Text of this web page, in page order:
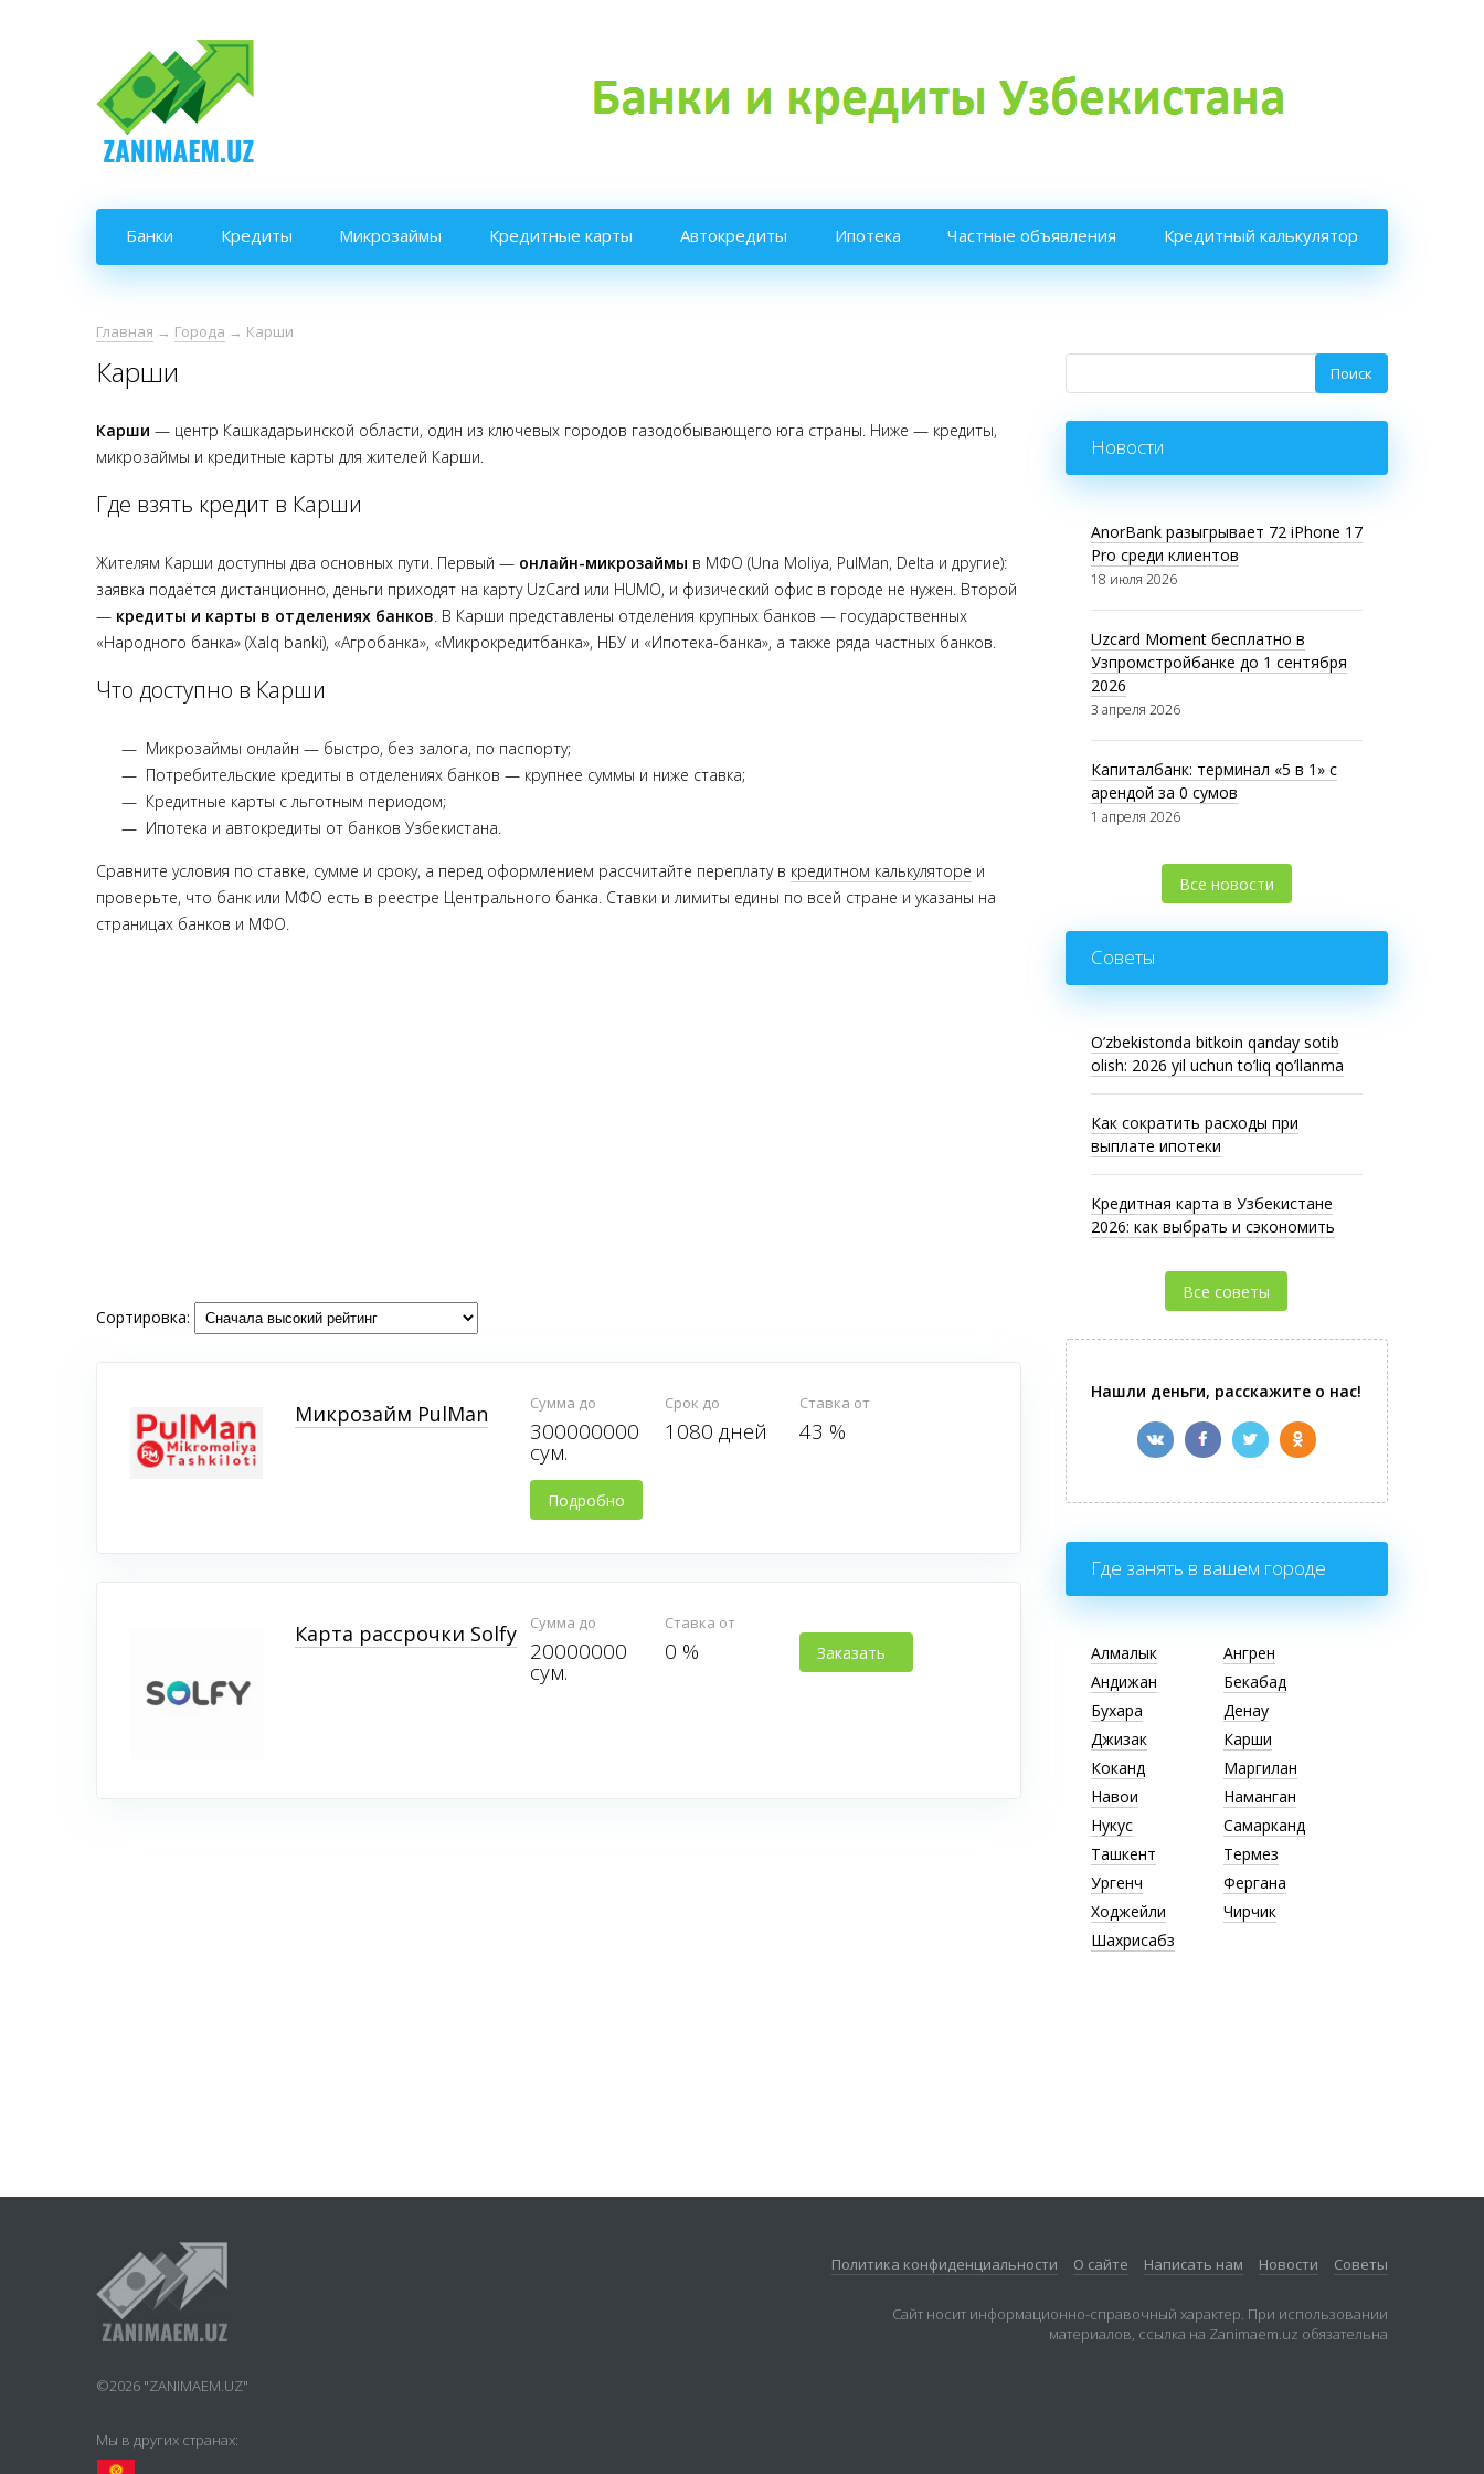
Банки Кредиты Микрозаймы Кредитные карты Автокредиты Ипотека Частные объявления Кредитный калькулятор
Главная → Города → Карши
Карши
Карши — центр Кашкадарьинской области, один из ключевых городов газодобывающего юга страны. Ниже — кредиты,
микрозаймы и кредитные карты для жителей Карши.
Где взять кредит в Карши
Жителям Карши доступны два основных пути. Первый — онлайн-микрозаймы в МФО (Una Moliya, PulMan, Delta и другие):
заявка подаётся дистанционно, деньги приходят на карту UzCard или HUMO, и физический офис в городе не нужен. Второй
— кредиты и карты в отделениях банков. В Карши представлены отделения крупных банков — государственных
«Народного банка» (Xalq banki), «Агробанка», «Микрокредитбанка», НБУ и «Ипотека-банка», а также ряда частных банков.
Что доступно в Карши
Микрозаймы онлайн — быстро, без залога, по паспорту;
Потребительские кредиты в отделениях банков — крупнее суммы и ниже ставка;
Кредитные карты с льготным периодом;
Ипотека и автокредиты от банков Узбекистана.
Сравните условия по ставке, сумме и сроку, а перед оформлением рассчитайте переплату в кредитном калькуляторе и
проверьте, что банк или МФО есть в реестре Центрального банка. Ставки и лимиты едины по всей стране и указаны на
страницах банков и МФО.
Сортировка:
Микрозайм PulMan Сумма до
300000000
сум.
Срок до
1080 дней
Ставка от
43 %
Подробно
Карта рассрочки Solfy Сумма до
20000000
сум.
Ставка от
0 %
Заказать
карту
Новости
AnorBank разыгрывает 72 iPhone 17
Pro среди клиентов
18 июля 2026
Uzcard Moment бесплатно в
Узпромстройбанке до 1 сентября
2026
3 апреля 2026
Капиталбанк: терминал «5 в 1» с
арендой за 0 сумов
1 апреля 2026
Все новости
Советы
O’zbekistonda bitkoin qanday sotib
olish: 2026 yil uchun to’liq qo’llanma
Как сократить расходы при
выплате ипотеки
Кредитная карта в Узбекистане
2026: как выбрать и сэкономить
Все советы
Нашли деньги, расскажите о нас!
Где занять в вашем городе
Алмалык
Ангрен
Андижан
Бекабад
Бухара
Денау
Джизак
Карши
Коканд
Маргилан
Навои
Наманган
Нукус
Самарканд
Ташкент
Термез
Ургенч
Фергана
Ходжейли
Чирчик
Шахрисабз
©2026 "ZANIMAEM.UZ"
Мы в других странах:
Политика конфиденциальности О сайте Написать нам Новости Советы
Сайт носит информационно-справочный характер. При использовании
материалов, ссылка на Zanimaem.uz обязательна